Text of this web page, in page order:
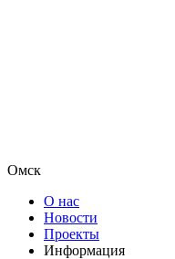
Омск
О нас
Новости
Проекты
Информация